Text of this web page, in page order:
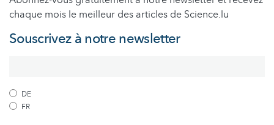
chaque mois le meilleur des articles de Science.lu
Souscrivez à notre newsletter
DE
FR